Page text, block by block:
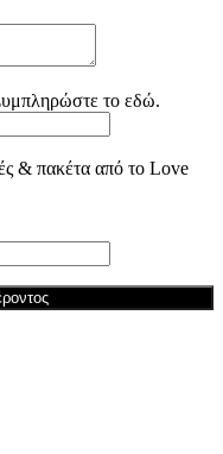
το εδώ.
& πακέτα από το Love